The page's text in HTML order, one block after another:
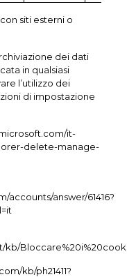
siti esterni o
dei dati
in qualsiasi
l’utilizzo dei
di impostazione
it-
delete-manage-
answer/61416?
kb/
kb/ph21411?